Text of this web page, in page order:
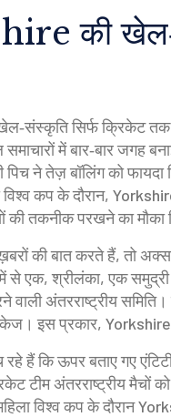
की
सिर्फ क्रिकेट तक
में बार‑बार जगह
ने तेज़ बॉलिंग को
विश्व कप के दौरान,
की तकनीक परखने का मौका
की बात करते हैं, तो
से एक,श्रीलंका,एक समुद्री
वाली अंतरराष्ट्रीय समिति।
इस प्रकार,
हैं कि ऊपर बताए गए
टीम अंतरराष्ट्रीय मैचों
विश्व कप के दौरान